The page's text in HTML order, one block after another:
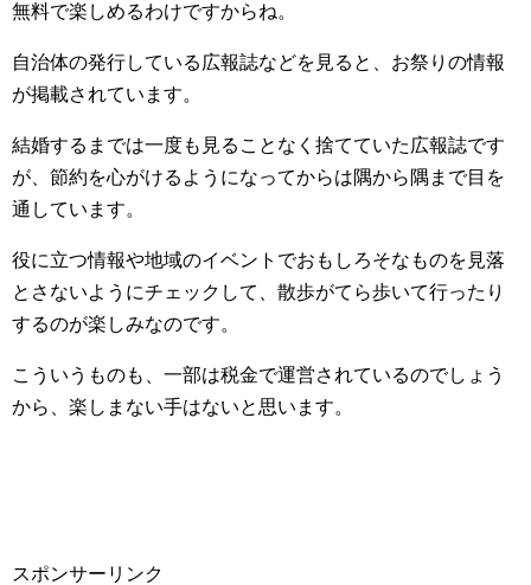
無料で楽しめるわけですからね。
自治体の発行している広報誌などを見ると、お祭りの情報
が掲載されています。
結婚するまでは一度も見ることなく捨てていた広報誌です
が、節約を心がけるようになってからは隅から隅まで目を
通しています。
役に立つ情報や地域のイベントでおもしろそなものを見落
とさないようにチェックして、散歩がてら歩いて行ったり
するのが楽しみなのです。
こういうものも、一部は税金で運営されているのでしょう
から、楽しまない手はないと思います。
スポンサーリンク